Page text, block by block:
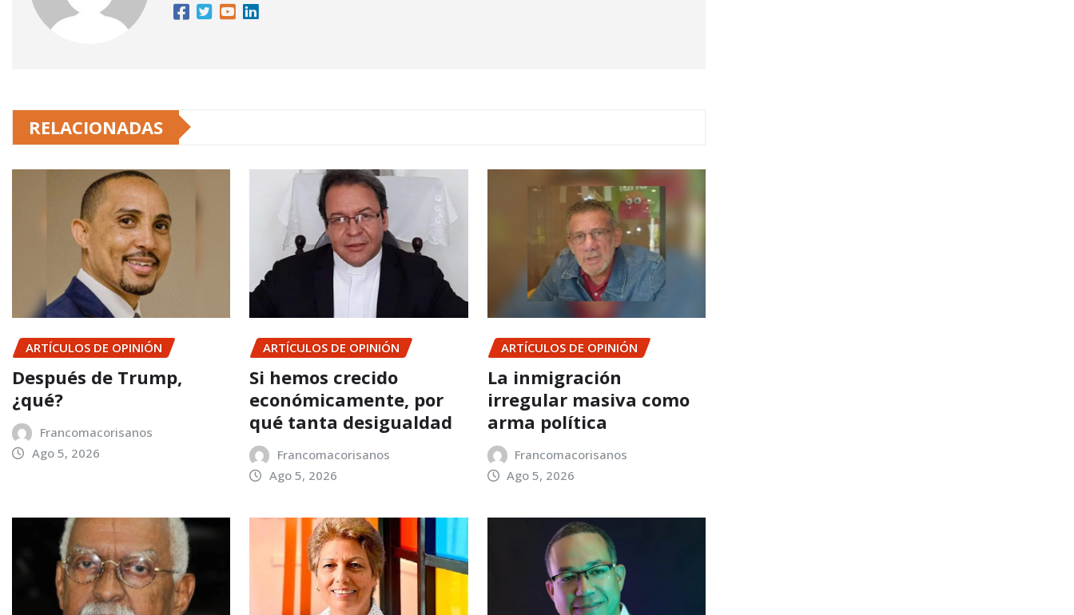
RELACIONADAS
ARTÍCULOS DE OPINIÓN
Después de Trump,
¿qué?
Francomacorisanos
Ago 5, 2026
ARTÍCULOS DE OPINIÓN
Si hemos crecido
económicamente, por
qué tanta desigualdad
Francomacorisanos
Ago 5, 2026
ARTÍCULOS DE OPINIÓN
La inmigración
irregular masiva como
arma política
Francomacorisanos
Ago 5, 2026